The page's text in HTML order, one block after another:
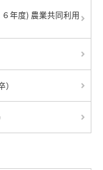
年度) 農業共同利用